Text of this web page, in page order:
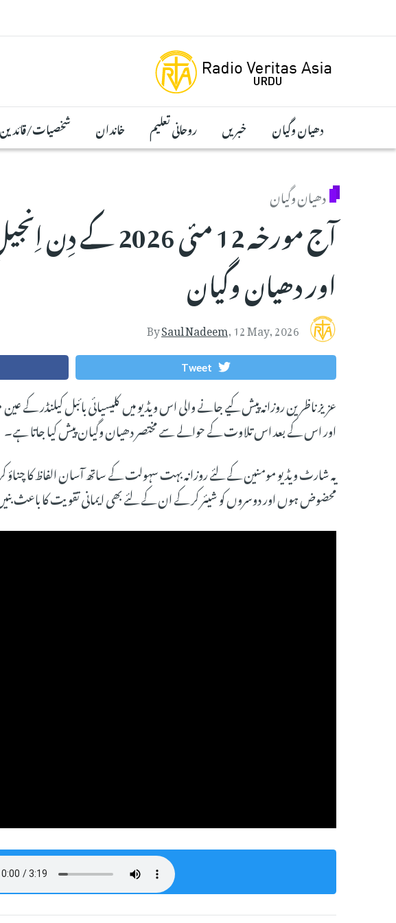
دھیان وگیان خبریں روحانی تعلیم خاندان شخصیات/قائدین
دھیان وگیان
آج مورخہ 12 مئی
اور دھیان وگیان
BySaul Nadeem,12 May, 2026
Tweet
عزیز ناظرین روزانہ پیش کیے جانے والی اس ویڈیو میں کلیسیائی بائبل کیلنڈر
اور اس کے بعد اس تلاوت کے حوالے سے مختصر دھیان وگیان پیش کیا جاتا ہے۔
یہ شارٹ ویڈیو مومنین کے لئے روزانہ بہت سہولت کے ساتھ آسان الفاظ کا
محضوض ہوں اور دوسروں کو شیئر کر کے ان کے لئے بھی ایمانی تقویت کا باعث